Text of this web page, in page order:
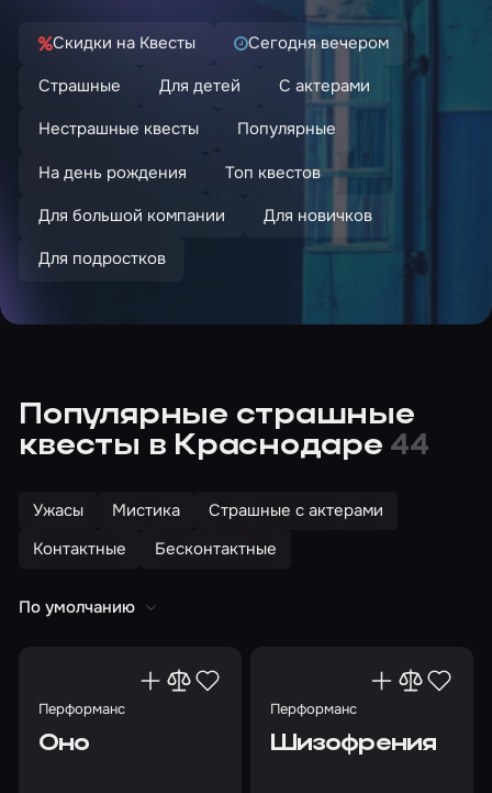
Скидки на Квесты
Сегодня вечером
Страшные
Для детей
С актерами
Нестрашные квесты
Популярные
На день рождения
Топ квестов
Для большой компании
Для новичков
Для подростков
Популярные страшные
квесты в Краснодаре 44
Ужасы Мистика
Страшные с актерами
Контактные
Бесконтактные
По умолчанию
Перформанс
Оно
Перформанс
Шизофрения